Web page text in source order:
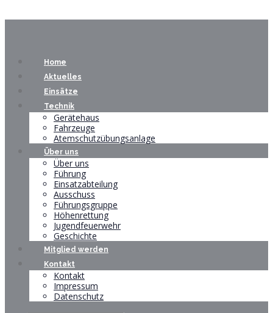
Home
Aktuelles
Einsätze
Technik
Gerätehaus
Fahrzeuge
Atemschutzübungsanlage
Über uns
Über uns
Führung
Einsatzabteilung
Ausschuss
Führungsgruppe
Höhenrettung
Jugendfeuerwehr
Geschichte
Mitglied werden
Kontakt
Kontakt
Impressum
Datenschutz